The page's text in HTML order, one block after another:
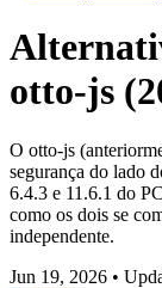
otto-js
O otto-js
segurança do lado
6.4.3 e 11.6.1 do
como os dois se
independente.
Jun 19, 2026 •